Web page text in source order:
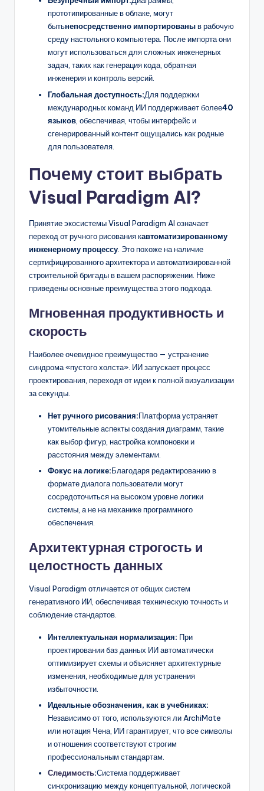
прототипированные в облаке, могут
бытьнепосредственно импортированыв рабочую
среду настольного компьютера. После импорта они
могут использоваться для сложных инженерных
задач, таких как генерация кода, обратная
инженерия и контроль версий.
Глобальная доступность:Для поддержки
международных команд ИИ поддерживает более40
языков , обеспечивая, чтобы интерфейс и
сгенерированный контент ощущались как родные
для пользователя.
Почему стоит выбрать
Visual Paradigm AI?
Принятие экосистемы Visual Paradigm AI означает
переход от ручного рисования кавтоматизированному
инженерному процессу . Это похоже на наличие
сертифицированного архитектора и автоматизированной
строительной бригады в вашем распоряжении. Ниже
приведены основные преимущества этого подхода.
Мгновенная продуктивность и
скорость
Наиболее очевидное преимущество — устранение
синдрома «пустого холста». ИИ запускает процесс
проектирования, переходя от идеи к полной визуализации
за секунды.
Нет ручного рисования:Платформа устраняет
утомительные аспекты создания диаграмм, такие
как выбор фигур, настройка компоновки и
расстояния между элементами.
Фокус на логике:Благодаря редактированию в
формате диалога пользователи могут
сосредоточиться на высоком уровне логики
системы, а не на механике программного
обеспечения.
Архитектурная строгость и
целостность данных
Visual Paradigm отличается от общих систем
генеративного ИИ, обеспечивая техническую точность и
соблюдение стандартов.
Интеллектуальная нормализация: При
проектировании баз данных ИИ автоматически
оптимизирует схемы и объясняет архитектурные
изменения, необходимые для устранения
избыточности.
Идеальные обозначения, как в учебниках:
Независимо от того, используются ли ArchiMate
или нотация Чена, ИИ гарантирует, что все символы
и отношения соответствуют строгим
профессиональным стандартам.
Следимость:Система поддерживает
синхронизацию между концептуальной, логической